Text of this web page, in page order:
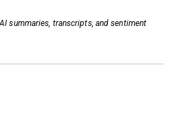
summaries, transcripts, and sentiment